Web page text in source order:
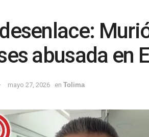
abusada en
mayo 27, 2026 en Tolima